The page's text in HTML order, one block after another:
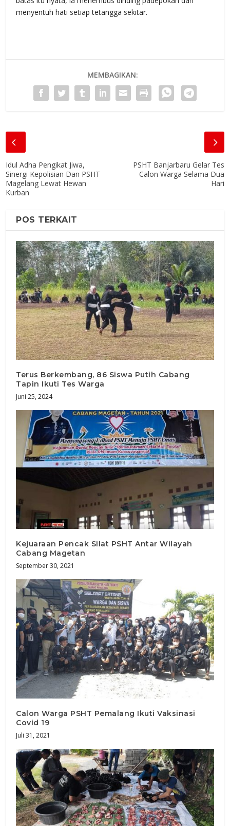
menyentuh hati setiap tetangga sekitar.
MEMBAGIKAN:
Idul Adha Pengikat Jiwa,
Sinergi Kepolisian Dan PSHT
Magelang Lewat Hewan
Kurban
PSHT Banjarbaru Gelar Tes
Calon Warga Selama Dua
Hari
POS TERKAIT
Terus Berkembang, 86 Siswa Putih Cabang
Tapin Ikuti Tes Warga
Juni 25, 2024
Kejuaraan Pencak Silat PSHT Antar Wilayah
Cabang Magetan
September 30, 2021
Calon Warga PSHT Pemalang Ikuti Vaksinasi
Covid 19
Juli 31, 2021